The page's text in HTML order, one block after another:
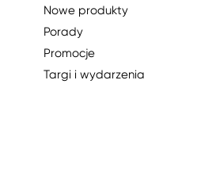
Nowe produkty
Porady
Promocje
Targi i wydarzenia